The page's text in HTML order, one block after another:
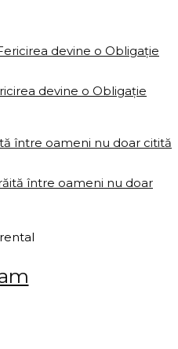
devine o Obligație
între oameni nu doar citită